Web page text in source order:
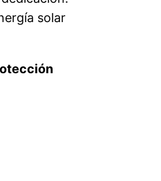
solar